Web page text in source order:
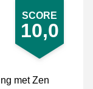
SCORE
10,0
met Zen